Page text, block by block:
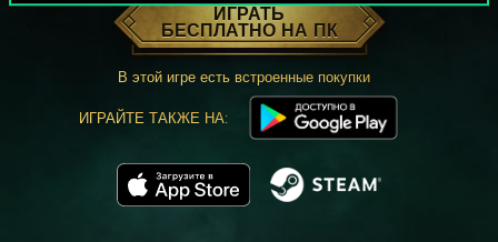
ИГРАТЬ
БЕСПЛАТНО НА ПК
В этой игре есть встроенные покупки
ИГРАЙТЕ ТАКЖЕ НА: